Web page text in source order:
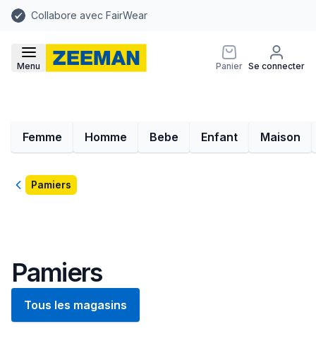
Collabore avec FairWear
Menu Panier Se connecter
Femme Homme Bebe Enfant Maison
RetourPamiers
Pamiers
Tous les magasins